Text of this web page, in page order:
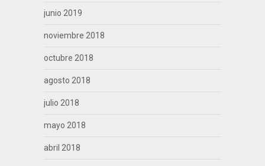
junio 2019
noviembre 2018
octubre 2018
agosto 2018
julio 2018
mayo 2018
abril 2018